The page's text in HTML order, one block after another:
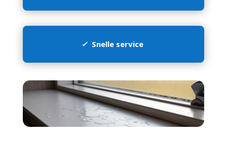
✓ Snelle service